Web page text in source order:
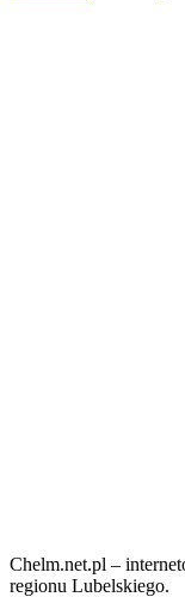
Chelm.net.pl –
regionu Lubelskiego.